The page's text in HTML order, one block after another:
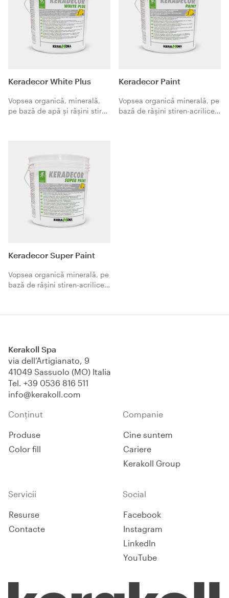
Keradecor White Plus
Vopsea organică, minerală,
pe bază de apă și răşini stirol-
Keradecor Paint
Vopsea organică minerală, pe
bază de răşini stiren-acrilice
Keradecor Super Paint
Vopsea organică minerală, pe
bază de răşini stiren-acrilice
Kerakoll Spa
via dell’Artigianato, 9
41049 Sassuolo (MO) Italia
Tel. +39 0536 816 511
info@kerakoll.com
Conținut
Produse
Color fill
Companie
Cine suntem
Cariere
Kerakoll Group
Servicii
Resurse
Contacte
Social
Facebook
Instagram
LinkedIn
YouTube